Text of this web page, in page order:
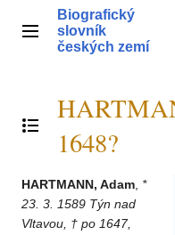
obsahHlavní menu
Biografický
slovník
českých zemí
Přepnout obsah
1648?
HARTMANN, Adam *
23. 3. 1589 Týn nad
Vltavou, † po 1647,